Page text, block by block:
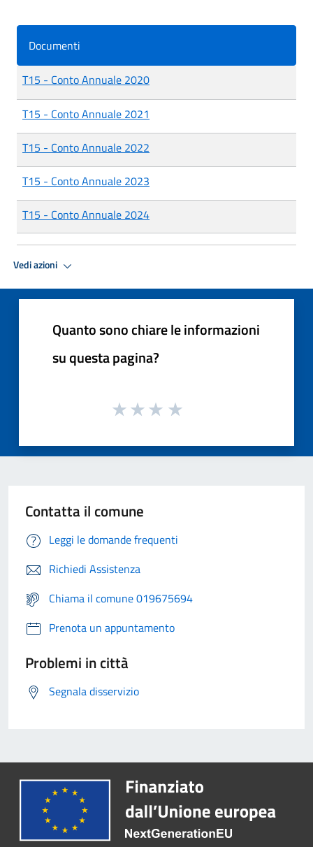
Documenti
T15 - Conto Annuale 2020
T15 - Conto Annuale 2021
T15 - Conto Annuale 2022
T15 - Conto Annuale 2023
T15 - Conto Annuale 2024
Vedi azioni
Quanto sono chiare le informazioni
su questa pagina?
Contatta il comune
Leggi le domande frequenti
Richiedi Assistenza
Chiama il comune 019675694
Prenota un appuntamento
Problemi in città
Segnala disservizio